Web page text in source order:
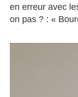
en erreur avec
on pas ? : «